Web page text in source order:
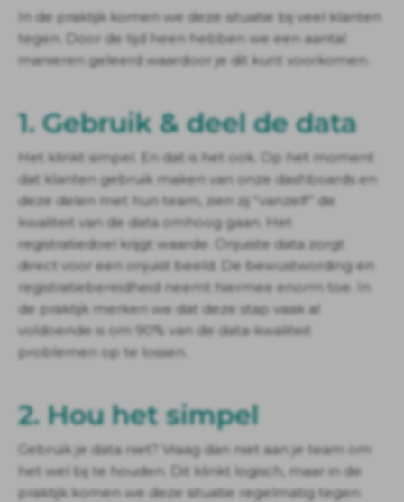
In de praktijk komen we deze situatie bij veel klanten
tegen. Door de tijd heen hebben we een aantal
manieren geleerd waardoor je dit kunt voorkomen.
1. Gebruik & deel de data
Het klinkt simpel. En dat is het ook. Op het moment
dat klanten gebruik maken van onze dashboards en
deze delen met hun team, zien zij “vanzelf” de
kwaliteit van de data omhoog gaan. Het
registratiedoel krijgt waarde. Onjuiste data zorgt
direct voor een onjuist beeld. De bewustwording en
registratiebereidheid neemt hiermee enorm toe. In
de praktijk merken we dat deze stap vaak al
voldoende is om 90% van de data-kwaliteit
problemen op te lossen.
2. Hou het simpel
Gebruik je data niet? Vraag dan niet aan je team om
het wel bij te houden. Dit klinkt logisch, maar in de
praktijk komen we deze situatie regelmatig tegen.